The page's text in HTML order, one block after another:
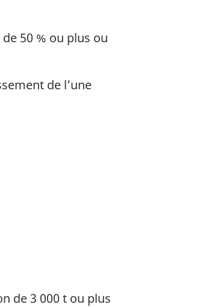
50 % ou plus ou
de l’une
de 3 000 t ou plus